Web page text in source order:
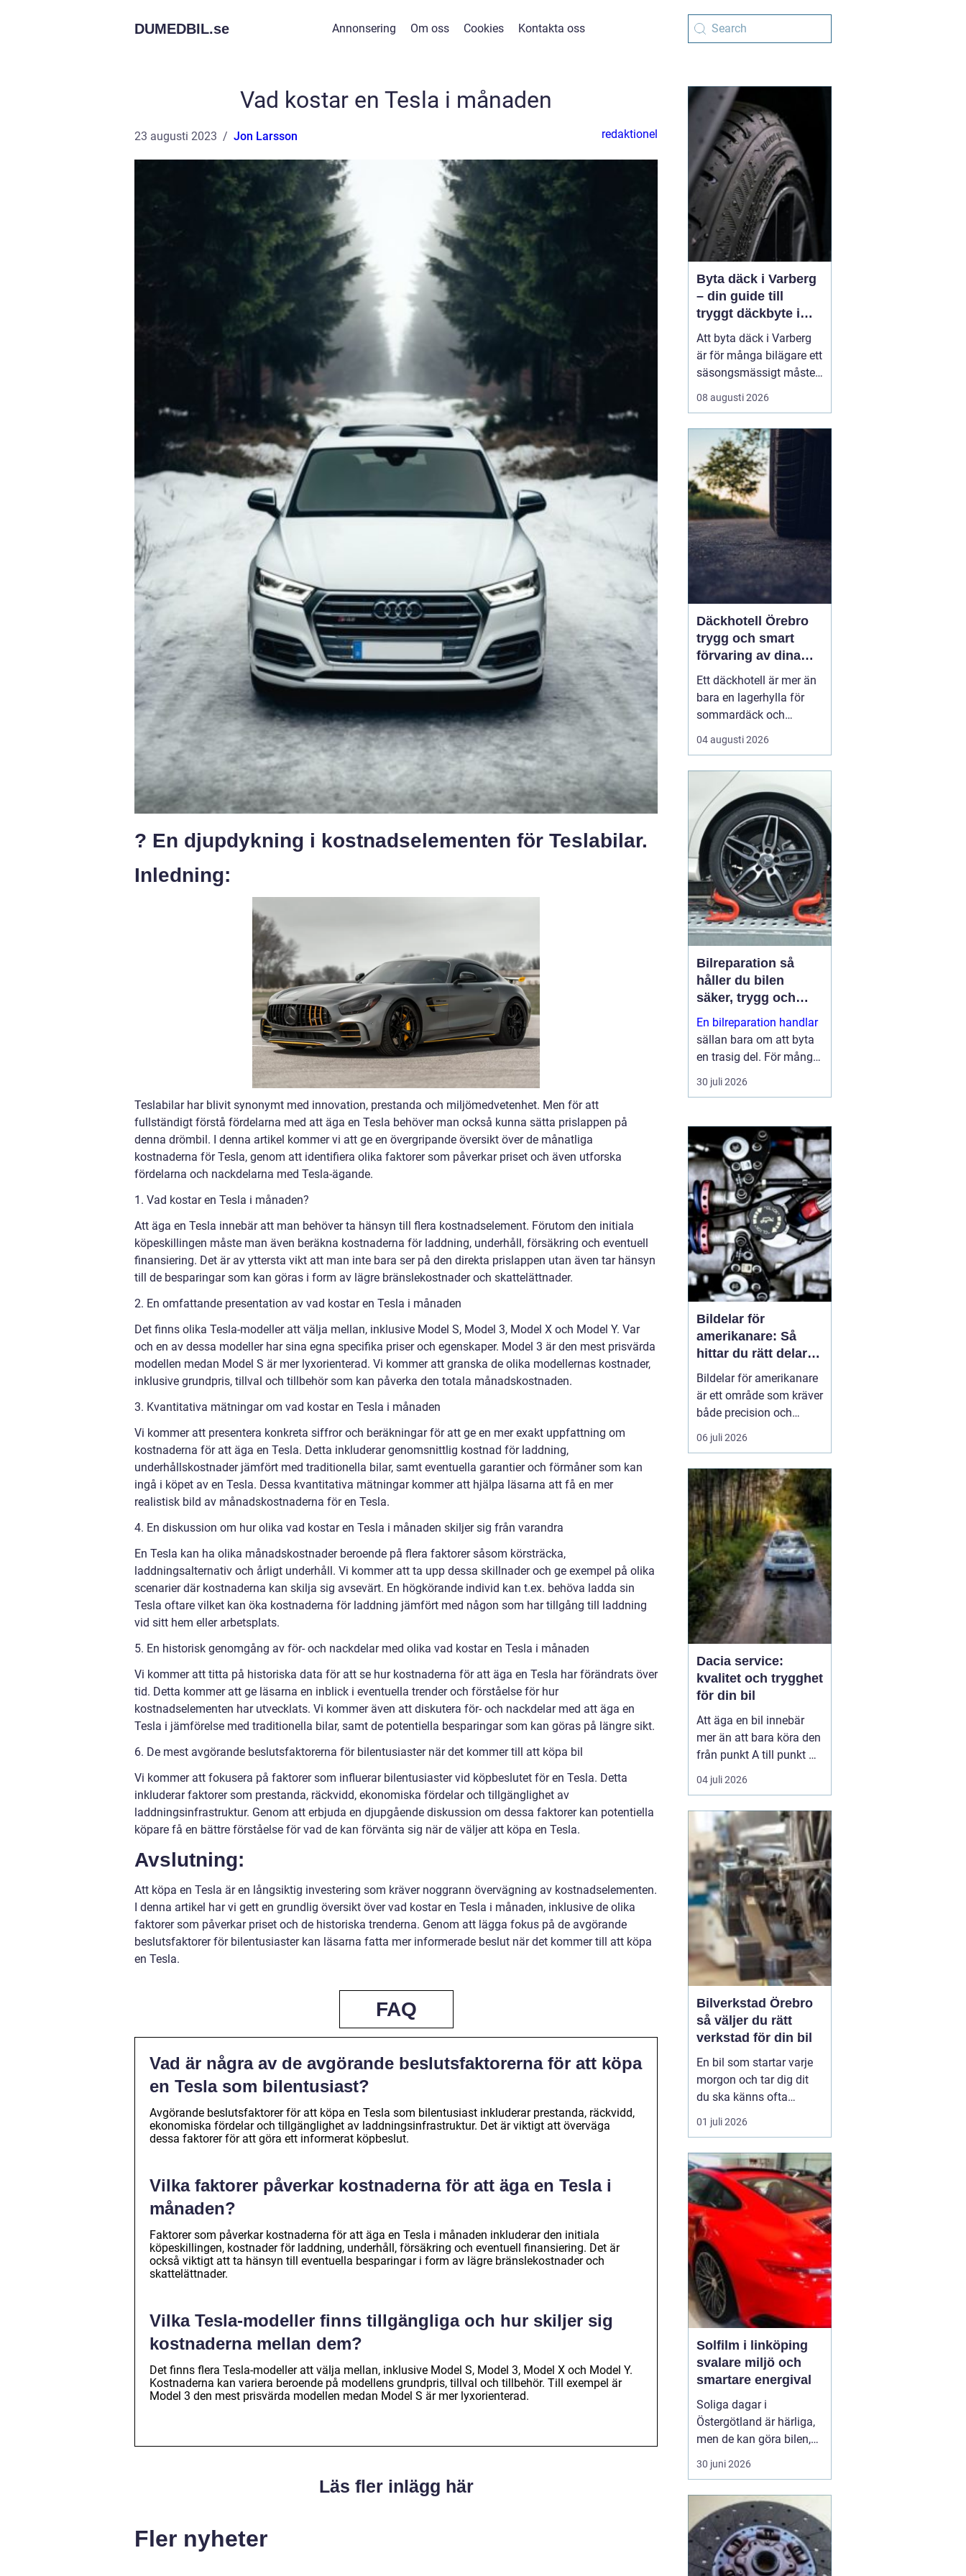
DUMEDBIL.se Annonsering Om oss Cookies Kontakta oss
Vad kostar en Tesla i månaden
23 augusti 2023 Jon Larsson redaktionel
? En djupdykning i kostnadselementen för Teslabilar.
Inledning:
Teslabilar har blivit synonymt med innovation, prestanda och miljömedvetenhet. Men för att
fullständigt förstå fördelarna med att äga en Tesla behöver man också kunna sätta prislappen på
denna drömbil. I denna artikel kommer vi att ge en övergripande översikt över de månatliga
kostnaderna för Tesla, genom att identifiera olika faktorer som påverkar priset och även utforska
fördelarna och nackdelarna med Tesla-ägande.
1. Vad kostar en Tesla i månaden?
Att äga en Tesla innebär att man behöver ta hänsyn till flera kostnadselement. Förutom den initiala
köpeskillingen måste man även beräkna kostnaderna för laddning, underhåll, försäkring och eventuell
finansiering. Det är av yttersta vikt att man inte bara ser på den direkta prislappen utan även tar hänsyn
till de besparingar som kan göras i form av lägre bränslekostnader och skattelättnader.
2. En omfattande presentation av vad kostar en Tesla i månaden
Det finns olika Tesla-modeller att välja mellan, inklusive Model S, Model 3, Model X och Model Y. Var
och en av dessa modeller har sina egna specifika priser och egenskaper. Model 3 är den mest prisvärda
modellen medan Model S är mer lyxorienterad. Vi kommer att granska de olika modellernas kostnader,
inklusive grundpris, tillval och tillbehör som kan påverka den totala månadskostnaden.
3. Kvantitativa mätningar om vad kostar en Tesla i månaden
Vi kommer att presentera konkreta siffror och beräkningar för att ge en mer exakt uppfattning om
kostnaderna för att äga en Tesla. Detta inkluderar genomsnittlig kostnad för laddning,
underhållskostnader jämfört med traditionella bilar, samt eventuella garantier och förmåner som kan
ingå i köpet av en Tesla. Dessa kvantitativa mätningar kommer att hjälpa läsarna att få en mer
realistisk bild av månadskostnaderna för en Tesla.
4. En diskussion om hur olika vad kostar en Tesla i månaden skiljer sig från varandra
En Tesla kan ha olika månadskostnader beroende på flera faktorer såsom körsträcka,
laddningsalternativ och årligt underhåll. Vi kommer att ta upp dessa skillnader och ge exempel på olika
scenarier där kostnaderna kan skilja sig avsevärt. En högkörande individ kan t.ex. behöva ladda sin
Tesla oftare vilket kan öka kostnaderna för laddning jämfört med någon som har tillgång till laddning
vid sitt hem eller arbetsplats.
5. En historisk genomgång av för- och nackdelar med olika vad kostar en Tesla i månaden
Vi kommer att titta på historiska data för att se hur kostnaderna för att äga en Tesla har förändrats över
tid. Detta kommer att ge läsarna en inblick i eventuella trender och förståelse för hur
kostnadselementen har utvecklats. Vi kommer även att diskutera för- och nackdelar med att äga en
Tesla i jämförelse med traditionella bilar, samt de potentiella besparingar som kan göras på längre sikt.
6. De mest avgörande beslutsfaktorerna för bilentusiaster när det kommer till att köpa bil
Vi kommer att fokusera på faktorer som influerar bilentusiaster vid köpbeslutet för en Tesla. Detta
inkluderar faktorer som prestanda, räckvidd, ekonomiska fördelar och tillgänglighet av
laddningsinfrastruktur. Genom att erbjuda en djupgående diskussion om dessa faktorer kan potentiella
köpare få en bättre förståelse för vad de kan förvänta sig när de väljer att köpa en Tesla.
Avslutning:
Att köpa en Tesla är en långsiktig investering som kräver noggrann övervägning av kostnadselementen.
I denna artikel har vi gett en grundlig översikt över vad kostar en Tesla i månaden, inklusive de olika
faktorer som påverkar priset och de historiska trenderna. Genom att lägga fokus på de avgörande
beslutsfaktorer för bilentusiaster kan läsarna fatta mer informerade beslut när det kommer till att köpa
en Tesla.
FAQ
Vad är några av de avgörande beslutsfaktorerna för att köpa
en Tesla som bilentusiast?
Avgörande beslutsfaktorer för att köpa en Tesla som bilentusiast inkluderar prestanda, räckvidd,
ekonomiska fördelar och tillgänglighet av laddningsinfrastruktur. Det är viktigt att överväga
dessa faktorer för att göra ett informerat köpbeslut.
Vilka faktorer påverkar kostnaderna för att äga en Tesla i
månaden?
Faktorer som påverkar kostnaderna för att äga en Tesla i månaden inkluderar den initiala
köpeskillingen, kostnader för laddning, underhåll, försäkring och eventuell finansiering. Det är
också viktigt att ta hänsyn till eventuella besparingar i form av lägre bränslekostnader och
skattelättnader.
Vilka Tesla-modeller finns tillgängliga och hur skiljer sig
kostnaderna mellan dem?
Det finns flera Tesla-modeller att välja mellan, inklusive Model S, Model 3, Model X och Model Y.
Kostnaderna kan variera beroende på modellens grundpris, tillval och tillbehör. Till exempel är
Model 3 den mest prisvärda modellen medan Model S är mer lyxorienterad.
Läs fler inlägg här
Fler nyheter
Byta däck i Varberg
– din guide till
tryggt däckbyte i
Varberg och Halland
Att byta däck i Varberg
är för många bilägare ett
säsongsmässigt måste
när vädret växlar mellan
sommarvägar och
däckbytet handlar om
mer än en punkt p&arin...
08 augusti 2026
Däckhotell Örebro
trygg och smart
förvaring av dina
hjul
Ett däckhotell är mer än
bara en lagerhylla för
sommardäck och
vinterdäck. För bilägare i
Örebro kan rätt förvaring
säkra mil på vägen och
onödigt slitage som
leder till dyra byten i
förtid. När däcken
förvaras professionellt
f...
04 augusti 2026
Bilreparation så
håller du bilen
säker, trygg och
ekonomisk
En bilreparation handlar
sällan bara om att byta
en trasig del. För många
bilägare är bilen en
förutsättning för
fritid och alla måsten
däremellan. När bilen
krå...
30 juli 2026
Bildelar för
amerikanare: Så
hittar du rätt delar
till din USA-bil
Bildelar för amerikanare
är ett område som kräver
både precision och
modellkännedom,
särskilt när det gäller
entusiastfordon. Många
svenska bilägare
uppskattar klassis...
06 juli 2026
Dacia service:
kvalitet och trygghet
för din bil
Att äga en bil innebär
mer än att bara köra den
från punkt A till punkt B.
Det handlar om
underhåll och service för
långsiktiga prestanda
och värde. För Dacia-ä...
04 juli 2026
Bilverkstad Örebro
så väljer du rätt
verkstad för din bil
En bil som startar varje
morgon och tar dig dit
du ska känns ofta
självklar. Men bakom
varje problemfri körning
service, noggrann
felsökning och ibland
snabba reparationer. För
bilägare i Örebro blir
valet av verkstad därför
en vik...
01 juli 2026
Solfilm i linköping
svalare miljö och
smartare energival
Soliga dagar i
Östergötland är härliga,
men de kan göra bilen,
bostaden eller kontoret
varma och bländande.
därför på solfilm
Linköpingsom ett enkelt
sätt att få svalka, ...
30 juni 2026